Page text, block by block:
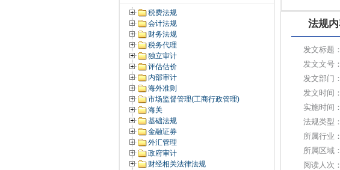
税费法规
会计法规
财务法规
税务代理
独立审计
评估估价
内部审计
海外准则
市场监督管理(工商行政管理)
海关
基础法规
金融证券
外汇管理
政府审计
财经相关法律法规
法规
发文标题：
发文文号：
发文部门：
发文时间：
实施时间：
法规类型：
所属行业：
所属区域：
阅读人次：